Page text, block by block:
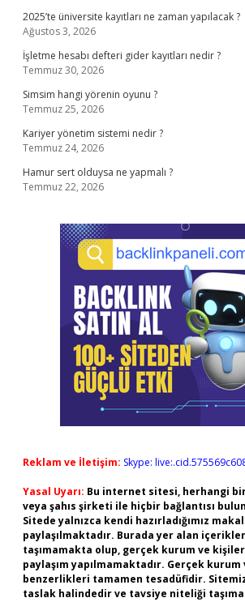
2025’te üniversite kayıtları ne zaman yapılacak ?
Ağustos 3, 2026
İşletme hesabı defteri gider kayıtları nedir ?
Temmuz 30, 2026
Simsim hangi yörenin oyunu ?
Temmuz 25, 2026
Kariyer yönetim sistemi nedir ?
Temmuz 24, 2026
Hamur sert olduysa ne yapmalı ?
Temmuz 22, 2026
Reklam ve İletişim: Skype:
Yasal Uyarı: Bu internet sitesi, herhangi
veya şahıs şirketi ile hiçbir bağlantısı
Sitede yalnızca kendi hazırladığımız
paylaşılmaktadır. Burada yer alan
taşımamakta olup, gerçek kurum ve
paylaşım yapılmamaktadır. Gerçek
benzerlikleri tamamen tesadüfidir.
taslak halindedir ve tavsiye niteliği